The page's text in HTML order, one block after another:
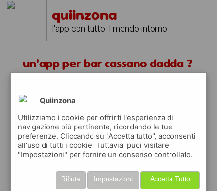
quiinzona
l'app con tutto il mondo intorno
un'app per bar cassano dadda ?
quiinzona è una app
gratuita
che ti aiuta se cerchi 'un'app per bar
cassano dadda ?' e che ti premia ogni
volta che la usi
raccogli punti da convertire inbuoni sconto
o gift card
per fare la spesa, fare
Quiinzona
Utilizziamo i cookie per offrirti l'esperienza di
navigazione più pertinente, ricordando le tue
preferenze. Cliccando su "Accetta tutto", acconsenti
all'uso di tutti i cookie. Tuttavia, puoi visitare
"Impostazioni" per fornire un consenso controllato.
Accetta Tutto
Impostazioni
Rifiuta